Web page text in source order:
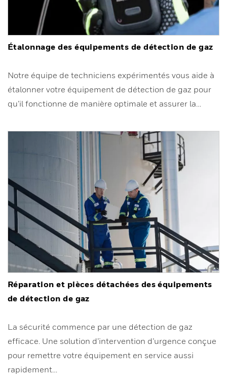
Étalonnage des équipements de détection de gaz
Notre équipe de techniciens expérimentés vous aide à
étalonner votre équipement de détection de gaz pour
qu’il fonctionne de manière optimale et assurer la…
Réparation et pièces détachées des équipements
de détection de gaz
La sécurité commence par une détection de gaz
efficace. Une solution d’intervention d’urgence conçue
pour remettre votre équipement en service aussi
rapidement…